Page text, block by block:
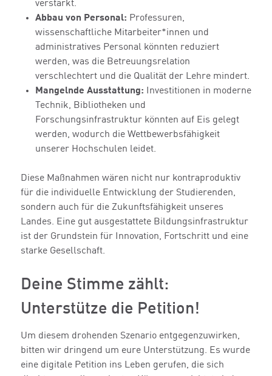
verstärkt.
Abbau von Personal: Professuren,
wissenschaftliche Mitarbeiter*innen und
administratives Personal könnten reduziert
werden, was die Betreuungsrelation
verschlechtert und die Qualität der Lehre mindert.
Mangelnde Ausstattung: Investitionen in moderne
Technik, Bibliotheken und
Forschungsinfrastruktur könnten auf Eis gelegt
werden, wodurch die Wettbewerbsfähigkeit
unserer Hochschulen leidet.
Diese Maßnahmen wären nicht nur kontraproduktiv
für die individuelle Entwicklung der Studierenden,
sondern auch für die Zukunftsfähigkeit unseres
Landes. Eine gut ausgestattete Bildungsinfrastruktur
ist der Grundstein für Innovation, Fortschritt und eine
starke Gesellschaft.
Deine Stimme zählt:
Unterstütze die Petition!
Um diesem drohenden Szenario entgegenzuwirken,
bitten wir dringend um eure Unterstützung. Es wurde
eine digitale Petition ins Leben gerufen, die sich